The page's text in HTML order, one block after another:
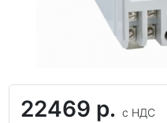
22469 р. с НДС